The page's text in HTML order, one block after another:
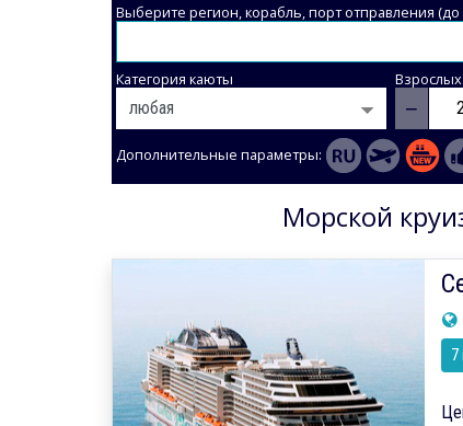
Выберите регион, корабль, порт отправления (до
Категория каюты Взрослых
−
Дополнительные параметры:
Морской
7